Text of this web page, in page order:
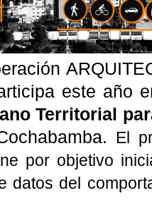
este año
Territorial
El
por objetivo
datos del